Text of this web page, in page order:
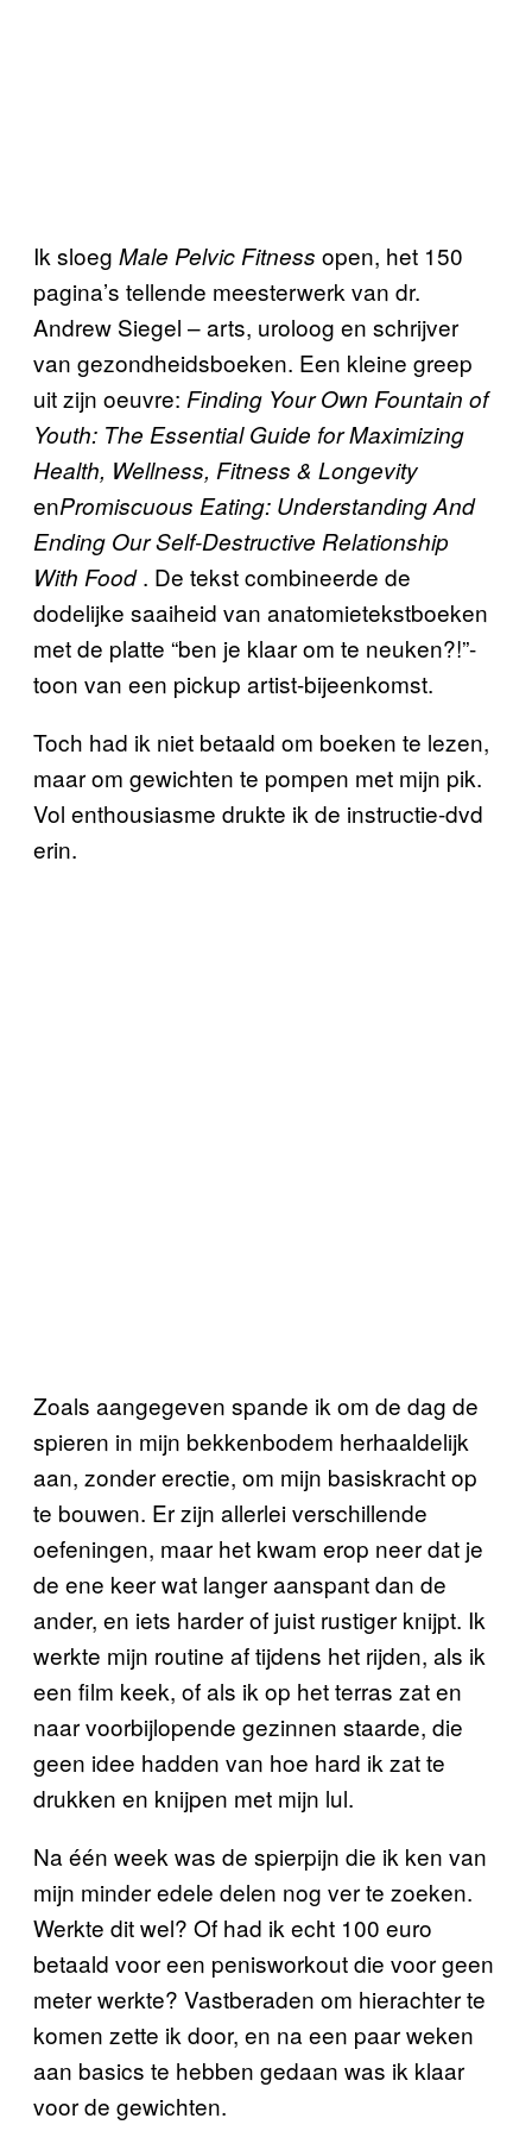
Ik sloeg Male Pelvic Fitness open, het 150
pagina’s tellende meesterwerk van dr.
Andrew Siegel – arts, uroloog en schrijver
van gezondheidsboeken. Een kleine greep
uit zijn oeuvre: Finding Your Own Fountain of
Youth: The Essential Guide for Maximizing
Health, Wellness, Fitness & Longevity
enPromiscuous Eating: Understanding And
Ending Our Self-Destructive Relationship
With Food. De tekst combineerde de
dodelijke saaiheid van anatomietekstboeken
met de platte “ben je klaar om te neuken?!”-
toon van een pickup artist-bijeenkomst.
Toch had ik niet betaald om boeken te lezen,
maar om gewichten te pompen met mijn pik.
Vol enthousiasme drukte ik de instructie-dvd
erin.
Zoals aangegeven spande ik om de dag de
spieren in mijn bekkenbodem herhaaldelijk
aan, zonder erectie, om mijn basiskracht op
te bouwen. Er zijn allerlei verschillende
oefeningen, maar het kwam erop neer dat je
de ene keer wat langer aanspant dan de
ander, en iets harder of juist rustiger knijpt. Ik
werkte mijn routine af tijdens het rijden, als ik
een film keek, of als ik op het terras zat en
naar voorbijlopende gezinnen staarde, die
geen idee hadden van hoe hard ik zat te
drukken en knijpen met mijn lul.
Na één week was de spierpijn die ik ken van
mijn minder edele delen nog ver te zoeken.
Werkte dit wel? Of had ik echt 100 euro
betaald voor een penisworkout die voor geen
meter werkte? Vastberaden om hierachter te
komen zette ik door, en na een paar weken
aan basics te hebben gedaan was ik klaar
voor de gewichten.